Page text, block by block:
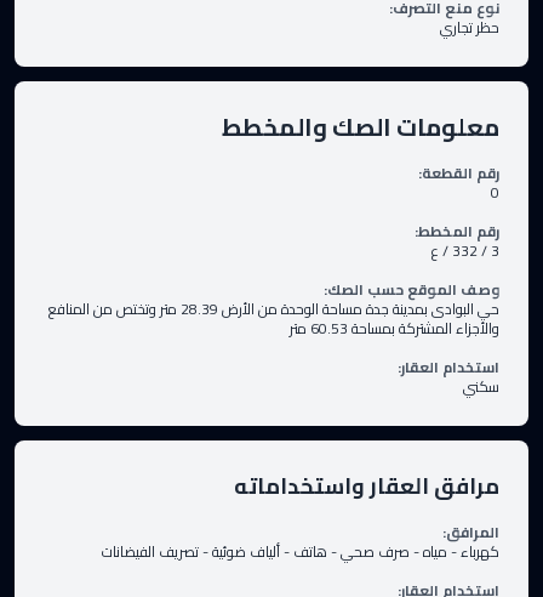
نوع منع التصرف:
حظر تجاري
معلومات الصك والمخطط
رقم القطعة:
0
رقم المخطط:
3 / 332 / ع
وصف الموقع حسب الصك:
حي البوادى بمدينة جدة مساحة الوحدة من الأرض 28.39 متر وتختص من المنافع
والأجزاء المشتركة بمساحة 60.53 متر
استخدام العقار:
سكني
مرافق العقار واستخداماته
المرافق:
كهرباء-مياه-صرف صحي-هاتف-ألياف ضوئية-تصريف الفيضانات
إستخدام العقار: